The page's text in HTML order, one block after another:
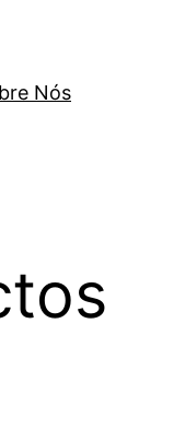
Nós